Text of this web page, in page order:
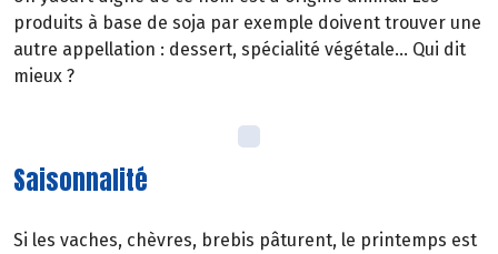
produits à base de soja par exemple doivent trouver une
autre appellation : dessert, spécialité végétale... Qui dit
mieux ?
Saisonnalité
Si les vaches, chèvres, brebis pâturent, le printemps est